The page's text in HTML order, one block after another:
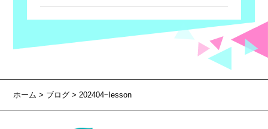
ホーム> ブログ > 202404~lesson